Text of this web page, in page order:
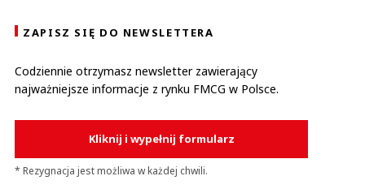
ZAPISZ SIĘ DO NEWSLETTERA
Codziennie otrzymasz newsletter zawierający
najważniejsze informacje z rynku FMCG w Polsce.
Kliknij i wypełnij formularz
* Rezygnacja jest możliwa w każdej chwili.